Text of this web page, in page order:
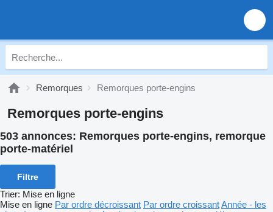
Remorques Remorques porte-engins
Remorques porte-engins
503 annonces: Remorques porte-engins, remorque
porte-matériel
Filtre
Trier: Mise en ligne
Mise en ligne Par ordre décroissant Par ordre croissantAnnée - les